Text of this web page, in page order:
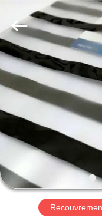
À
LA
MAISON
PRODUITS
VIDÉOS
Technology
(Tianjin)
Limited.
All
Rights
Reserved.